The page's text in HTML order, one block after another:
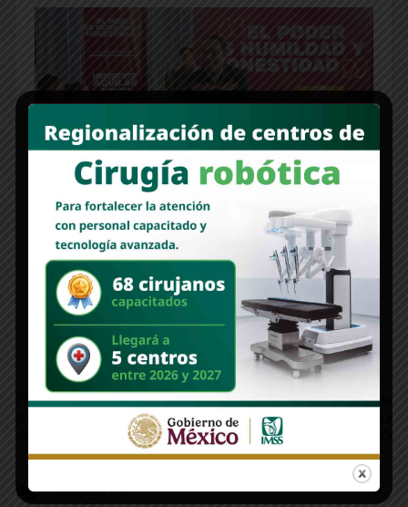
Con paso firme, seguimos avanzando en la ruta de
la transformación: Heriberto Aguilar
Agua Prieta sede de los Juegos Deportivos
Estatales Escolares 2025-2026
Newer Post
PILAR POLÍTICO | El laberinto azul:
la negación de una alianza y el eco
SONORA STAR | Vacaciones en
Latinoamérica: Guía Total 2025
COMMENTS